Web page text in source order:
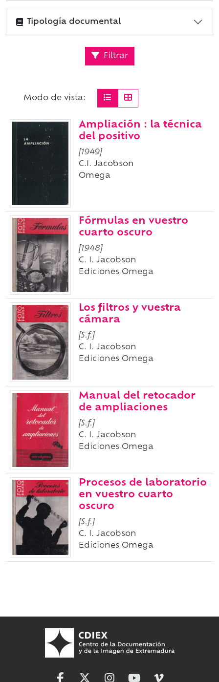
Tipología documental
Filtrar
Modo de vista:
Ampliación : la técnica
del positivo
[1949]
C.I. Jacobson
Omega
Fórmulas en vuestro
cuarto oscuro
[1948]
C. I. Jacobson
Ediciones Omega
Los filtros y vuestra
cámara
[S.f.]
C. I. Jacobson
Ediciones Omega
Manual del retocador
de ampliaciones
[S.f.]
C. I. Jacobson
Ediciones Omega
Procesos de laboratorio
en vuestro cuarto
oscuro
[S.f.]
C. I. Jacobson
Ediciones Omega